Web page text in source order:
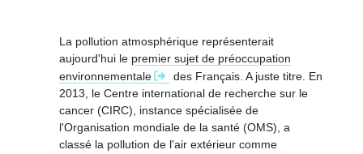
La pollution atmosphérique représenterait
aujourd'hui le premier sujet de préoccupation
environnementale
des Français. A juste titre. En
2013, le Centre international de recherche sur le
cancer (CIRC), instance spécialisée de
l'Organisation mondiale de la santé (OMS), a
classé la pollution de l'air extérieur comme